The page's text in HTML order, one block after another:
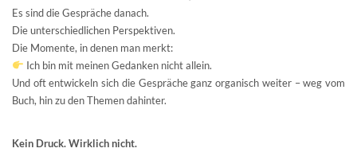
Es sind die Gespräche danach.
Die unterschiedlichen Perspektiven.
Die Momente, in denen man merkt:
Ich bin mit meinen Gedanken nicht allein.
Und oft entwickeln sich die Gespräche ganz organisch weiter – weg vom
Buch, hin zu den Themen dahinter.
Kein Druck. Wirklich nicht.